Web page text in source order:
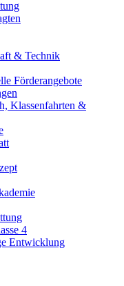
& Technik
Förderangebote
Klassenfahrten &
4
Entwicklung